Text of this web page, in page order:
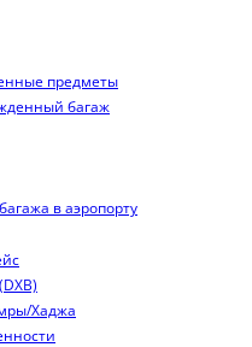
предметы
багаж
в аэропорту
Хаджа